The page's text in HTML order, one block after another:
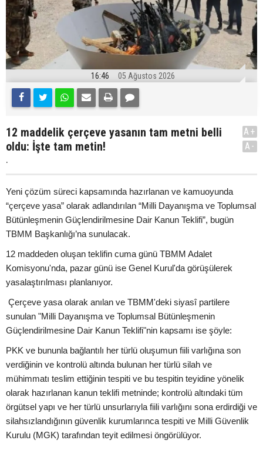
16:46 05 Ağustos 2026
12 maddelik çerçeve yasanın tam metni belli
oldu: İşte tam metin!
.
A+
A-
Yeni çözüm süreci kapsamında hazırlanan ve kamuoyunda
“çerçeve yasa” olarak adlandırılan “Milli Dayanışma ve Toplumsal
Bütünleşmenin Güçlendirilmesine Dair Kanun Teklifi”, bugün
TBMM Başkanlığı’na sunulacak.
12 maddeden oluşan teklifin cuma günü TBMM Adalet
Komisyonu'nda, pazar günü ise Genel Kurul'da görüşülerek
yasalaştırılması planlanıyor.
Çerçeve yasa olarak anılan ve TBMM'deki siyasî partilere
sunulan "Milli Dayanışma ve Toplumsal Bütünleşmenin
Güçlendirilmesine Dair Kanun Teklifi"nin kapsamı ise şöyle:
PKK ve bununla bağlantılı her türlü oluşumun fiili varlığına son
verdiğinin ve kontrolü altında bulunan her türlü silah ve
mühimmatı teslim ettiğinin tespiti ve bu tespitin teyidine yönelik
olarak hazırlanan kanun teklifi metninde; kontrolü altındaki tüm
örgütsel yapı ve her türlü unsurlarıyla fiili varlığını sona erdirdiği ve
silahsızlandığının güvenlik kurumlarınca tespiti ve Milli Güvenlik
Kurulu (MGK) tarafından teyit edilmesi öngörülüyor.